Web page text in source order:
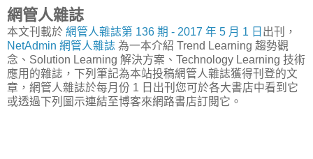
網管人雜誌
本文刊載於 網管人雜誌第 136 期 - 2017 年 5 月 1 日 出刊，
NetAdmin 網管人雜誌 為一本介紹 Trend Learning 趨勢觀
念、Solution Learning 解決方案、Technology Learning 技術
應用的雜誌，下列筆記為本站投稿網管人雜誌獲得刊登的文
章，網管人雜誌於每月份 1 日出刊您可於各大書店中看到它
或透過下列圖示連結至博客來網路書店訂閱它。